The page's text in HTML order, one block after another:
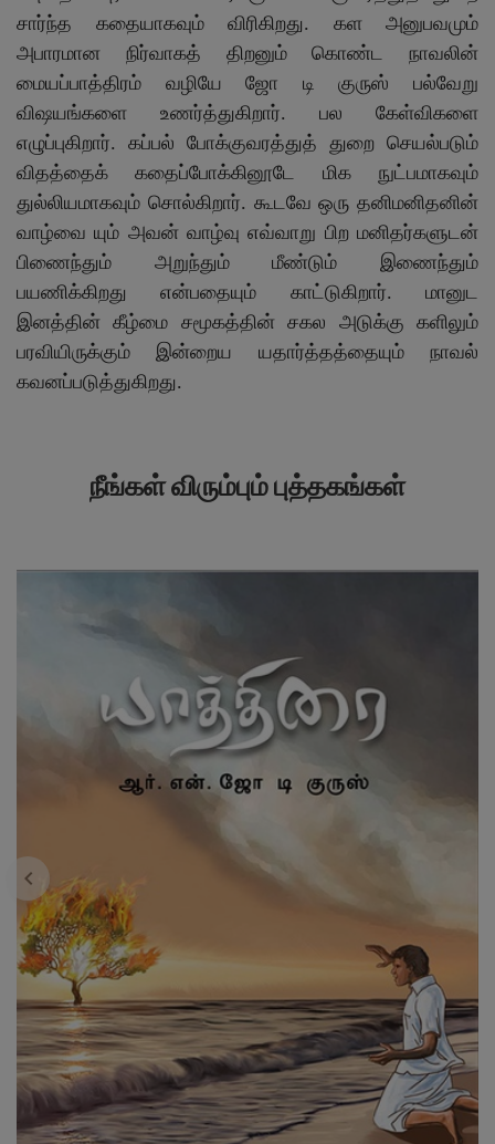
சார்ந்த கதையாகவும் விரிகிறது. கள அனுபவமும்
அபாரமான நிர்வாகத் திறனும் கொண்ட நாவலின்
மையப்பாத்திரம் வழியே ஜோ டி குருஸ் பல்வேறு
விஷயங்களை உணர்த்துகிறார். பல கேள்விகளை
எழுப்புகிறார். கப்பல் போக்குவரத்துத் துறை செயல்படும்
விதத்தைக் கதைப்போக்கினூடே மிக நுட்பமாகவும்
துல்லியமாகவும் சொல்கிறார். கூடவே ஒரு தனிமனிதனின்
வாழ்வை யும் அவன் வாழ்வு எவ்வாறு பிற மனிதர்களுடன்
பிணைந்தும் அறுந்தும் மீண்டும் இணைந்தும்
பயணிக்கிறது என்பதையும் காட்டுகிறார். மானுட
இனத்தின் கீழ்மை சமூகத்தின் சகல அடுக்கு களிலும்
பரவியிருக்கும் இன்றைய யதார்த்தத்தையும் நாவல்
கவனப்படுத்துகிறது.
நீங்கள் விரும்பும் புத்தகங்கள்